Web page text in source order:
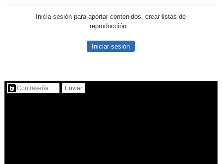
Inicia sesión para aportar contenidos, crear listas de
reproducción...
Iniciar sesión
Contenido protegido…